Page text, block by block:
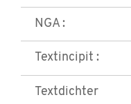
NGA :
Textincipit :
Textdichter